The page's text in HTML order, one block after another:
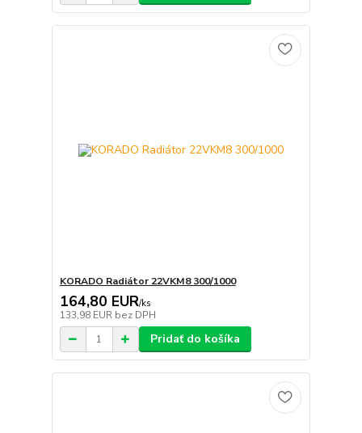
KORADO Radiátor 22VKM8 300/1000
164,80 EUR/ks
133,98 EUR bez DPH
Pridať do košíka